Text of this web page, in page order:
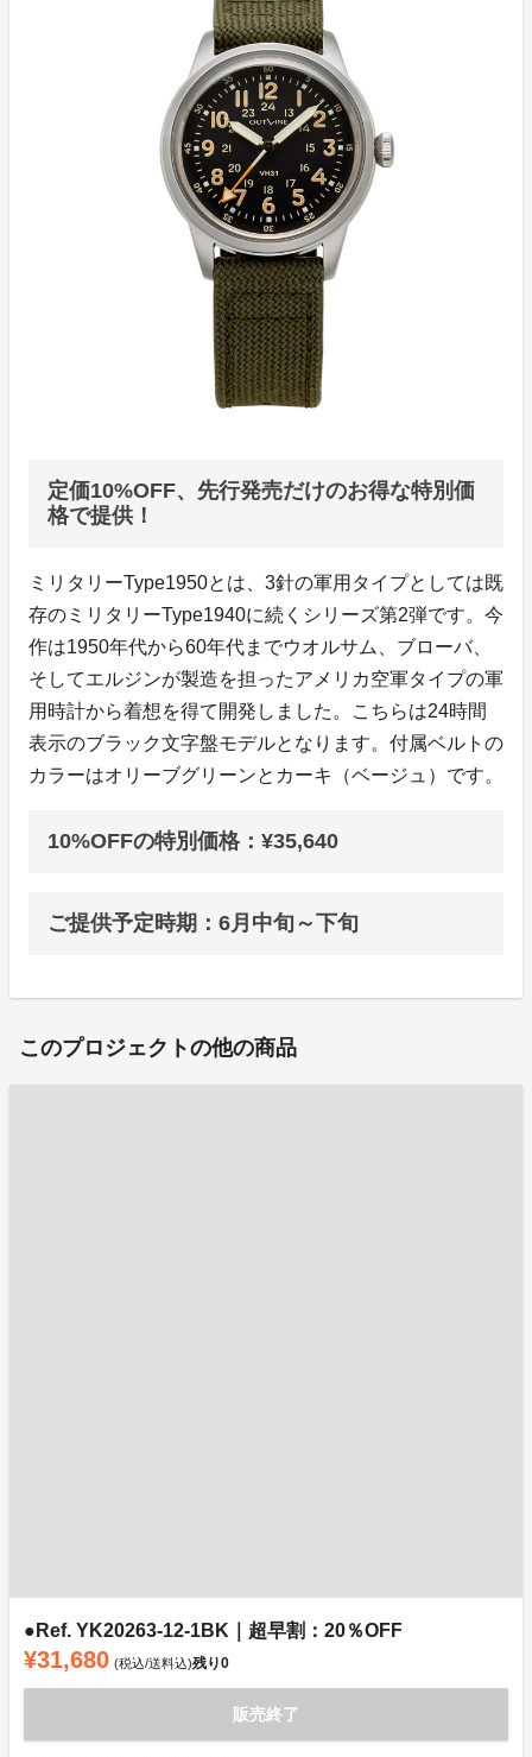
定価10%OFF、先行発売だけのお得な特別価
格で提供！
ミリタリーType1950とは、3針の軍用タイプとしては既
存のミリタリーType1940に続くシリーズ第2弾です。今
作は1950年代から60年代までウオルサム、ブローバ、
そしてエルジンが製造を担ったアメリカ空軍タイプの軍
用時計から着想を得て開発しました。こちらは24時間
表示のブラック文字盤モデルとなります。付属ベルトの
カラーはオリーブグリーンとカーキ（ベージュ）です。
10%OFFの特別価格：¥35,640
ご提供予定時期：6月中旬～下旬
このプロジェクトの他の商品
●Ref. YK20263-12-1BK｜超早割：20％OFF
¥31,680 (税込/送料込)残り0
販売終了